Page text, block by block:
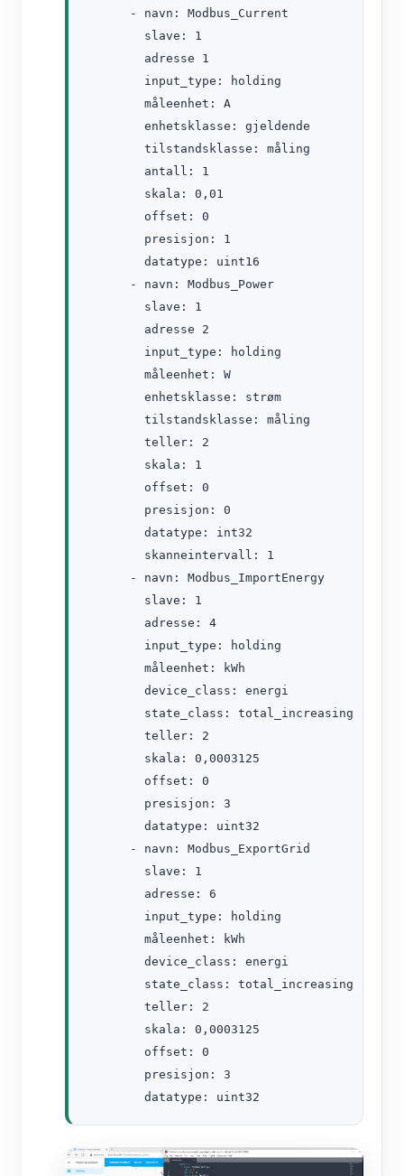
      - navn: Modbus_Current
        slave: 1
        adresse 1
        input_type: holding
        måleenhet: A
        enhetsklasse: gjeldende
        tilstandsklasse: måling
        antall: 1
        skala: 0,01
        offset: 0
        presisjon: 1
        datatype: uint16
      - navn: Modbus_Power
        slave: 1
        adresse 2
        input_type: holding
        måleenhet: W
        enhetsklasse: strøm
        tilstandsklasse: måling
        teller: 2
        skala: 1
        offset: 0
        presisjon: 0
        datatype: int32
        skanneintervall: 1
      - navn: Modbus_ImportEnergy
        slave: 1
        adresse: 4
        input_type: holding
        måleenhet: kWh
        device_class: energi
        state_class: total_increasing
        teller: 2
        skala: 0,0003125
        offset: 0
        presisjon: 3
        datatype: uint32
      - navn: Modbus_ExportGrid
        slave: 1
        adresse: 6
        input_type: holding
        måleenhet: kWh
        device_class: energi
        state_class: total_increasing
        teller: 2
        skala: 0,0003125
        offset: 0
        presisjon: 3
        datatype: uint32